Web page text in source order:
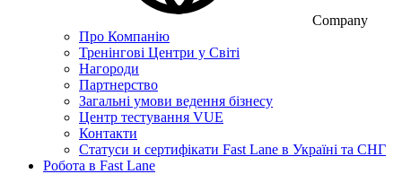
Company
Про Компанію
Тренінгові Центри у Світі
Нагороди
Партнерство
Загальні умови ведення бізнесу
Центр тестування VUE
Контакти
Статуси и сертифікати Fast Lane в Україні та СНГ
Робота в Fast Lane